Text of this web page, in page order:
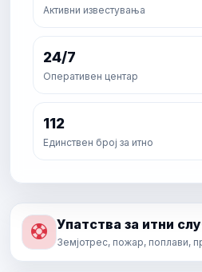
Активни известувања
24/7
Оперативен центар
112
Единствен број за итно
Упатства за итни
Земјотрес, пожар, поплави,